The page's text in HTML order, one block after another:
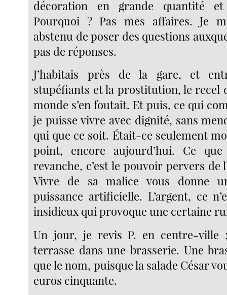
décoration en grande quantité
Pourquoi ? Pas mes affaires. Je
abstenu de poser des questions
pas de réponses.
J’habitais près de la gare, et
stupéfiants et la prostitution, le recel
monde s’en foutait. Et puis, ce qui
je puisse vivre avec dignité, sans
qui que ce soit. Était-ce seulement
point, encore aujourd’hui. Ce
revanche, c’est le pouvoir pervers de
Vivre de sa malice vous donne
puissance artificielle. L’argent, ce
insidieux qui provoque une certaine
Un jour, je revis P. en centre-ville
terrasse dans une brasserie. Une
que le nom, puisque la salade César
euros cinquante.